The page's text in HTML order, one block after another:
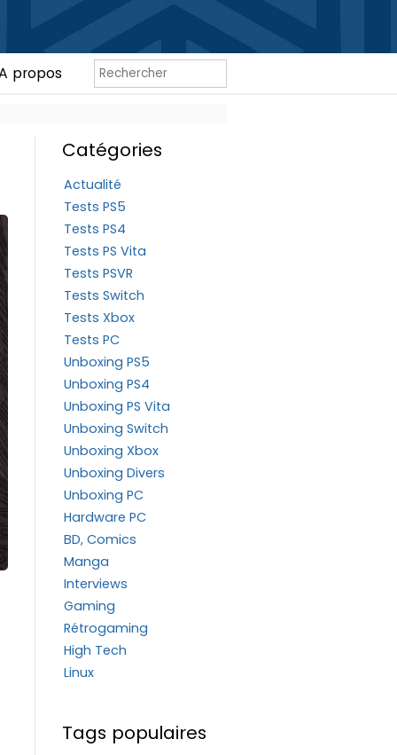
propos
Catégories
Actualité
Tests PS5
Tests PS4
Tests PS Vita
Tests PSVR
Tests Switch
Tests Xbox
Tests PC
Unboxing PS5
Unboxing PS4
Unboxing PS Vita
Unboxing Switch
Unboxing Xbox
Unboxing Divers
Unboxing PC
Hardware PC
BD, Comics
Manga
Interviews
Gaming
Rétrogaming
High Tech
Linux
Tags populaires